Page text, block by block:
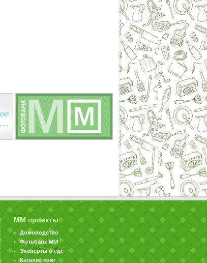
ММ проекты
Домоводство
Фотобанк ММ
Эксперты о еде
Каталог книг